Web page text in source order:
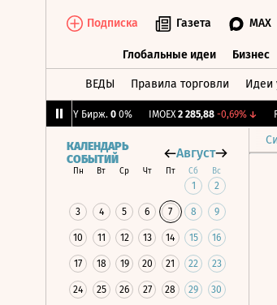
Подписка Газета MAX
Глобальные идеи Бизнес
ВЕДЫ Правила торговли Идеи
CNY Бирж. 0 0% IMOEX 2 285,88 -0,69%↓
КАЛЕНДАРЬ
СОБЫТИЙ
Август
Пн Вт Ср Чт Пт Сб Вс
1 2
3 4 5 6 7 8 9
10 11 12 13 14 15 16
17 18 19 20 21 22 23
24 25 26 27 28 29 30